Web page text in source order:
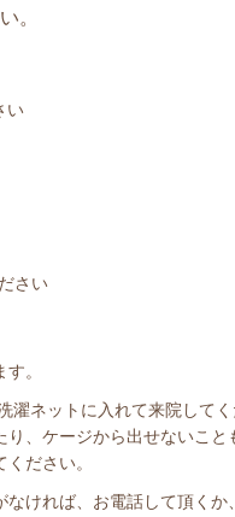
。
い
さい
。
濯ネットに入れて来院して
り、ケージから出せないこ
ださい。
ければ、お電話して頂くか